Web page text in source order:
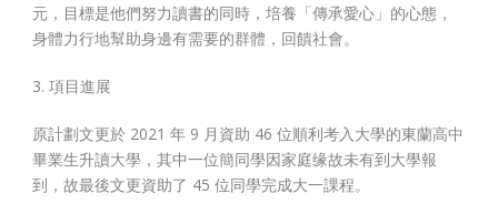
元，目標是他們努力讀書的同時，培養「傳承愛心」的心態，
身體力行地幫助身邊有需要的群體，回饋社會。
3. 項目進展
原計劃文更於 2021 年 9 月資助 46 位順利考入大學的東蘭高中
畢業生升讀大學，其中一位簡同學因家庭缘故未有到大學報
到，故最後文更資助了 45 位同學完成大一課程。